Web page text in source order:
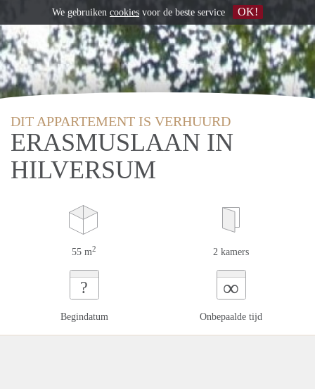
DIT APPARTEMENT IS VERHUURD
ERASMUSLAAN IN
HILVERSUM
55 m2 2 kamers
?
Begindatum
∞
Onbepaalde tijd
We gebruiken cookies voor de beste service OK!